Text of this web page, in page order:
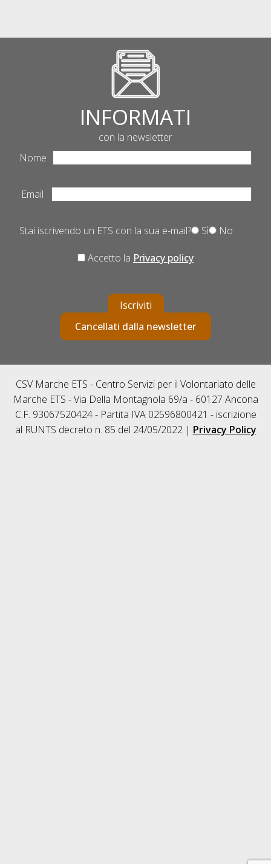
INFORMATI
con la newsletter
Nome
Email
Stai iscrivendo un ETS con la sua e-mail? Sì No
Accetto la Privacy policy
Iscriviti
Cancellati dalla newsletter
CSV Marche ETS - Centro Servizi per il Volontariato delle
Marche ETS - Via Della Montagnola 69/a - 60127 Ancona
C.F. 93067520424 - Partita IVA 02596800421 - iscrizione
al RUNTS decreto n. 85 del 24/05/2022 | Privacy Policy